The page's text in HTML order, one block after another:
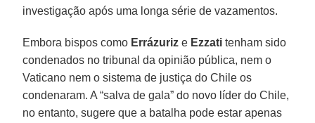
investigação após uma longa série de vazamentos.
Embora bispos como Errázuriz e Ezzati tenham sido
condenados no tribunal da opinião pública, nem o
Vaticano nem o sistema de justiça do Chile os
condenaram. A “salva de gala” do novo líder do Chile,
no entanto, sugere que a batalha pode estar apenas